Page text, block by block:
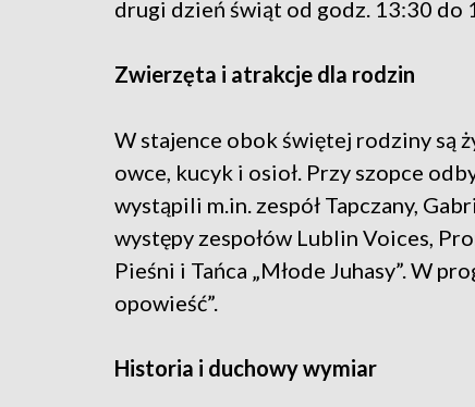
drugi dzień świąt od godz. 13:30 do
Zwierzęta i atrakcje dla rodzin
W stajence obok świętej rodziny są
owce, kucyk i osioł. Przy szopce
wystąpili m.in. zespół Tapczany,
występy zespołów Lublin Voices,
Pieśni i Tańca „Młode Juhasy”. W
opowieść”.
Historia i duchowy wymiar